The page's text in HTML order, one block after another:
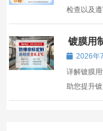
检查以及
确保实验
力支持。
镀膜用
景与供
2026年
详解镀膜
助您提升